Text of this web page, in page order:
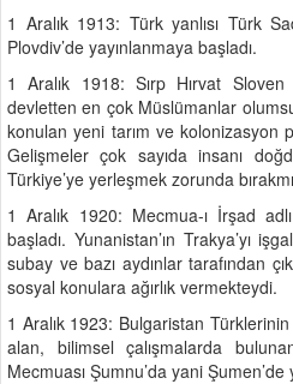
1 Aralık 1913: Türk yanlısı Türk
Plovdiv’de yayınlanmaya başladı.
1 Aralık 1918: Sırp Hırvat
devletten en çok Müslümanlar
konulan yeni tarım ve kolonizasyon
Gelişmeler çok sayıda insanı
Türkiye’ye yerleşmek zorunda
1 Aralık 1920: Mecmua-ı İrşad
başladı. Yunanistan’ın Trakya’yı
subay ve bazı aydınlar tarafından
sosyal konulara ağırlık vermekteydi.
1 Aralık 1923: Bulgaristan
alan, bilimsel çalışmalarda
Mecmuası Şumnu’da yani Şumen’de